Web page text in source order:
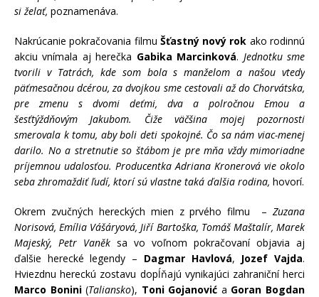
si želať, poznamenáva.
Nakrúcanie pokračovania filmu Šťastný nový rok ako rodinnú
akciu vnímala aj herečka Gabika Marcinková. Jednotku sme
tvorili v Tatrách, kde som bola s manželom a našou vtedy
päťmesačnou dcérou, za dvojkou sme cestovali až do Chorvátska,
pre zmenu s dvomi deťmi, dva a polročnou Emou a
šesťtýždňovým Jakubom. Čiže väčšina mojej pozornosti
smerovala k tomu, aby boli deti spokojné. Čo sa nám viac-menej
darilo. No a stretnutie so štábom je pre mňa vždy mimoriadne
príjemnou udalosťou. Producentka Adriana Kronerová vie okolo
seba zhromaždiť ľudí, ktorí sú vlastne taká ďalšia rodina, hovorí.
Okrem zvučných hereckých mien z prvého filmu – Zuzana
Norisová, Emília Vášáryová, Jiří Bartoška, Tomáš Maštalír, Marek
Majeský, Petr Vaněk sa vo voľnom pokračovaní objavia aj
ďalšie herecké legendy – Dagmar Havlová, Jozef Vajda.
Hviezdnu hereckú zostavu dopĺňajú vynikajúci zahraniční herci
Marco Bonini(Taliansko), Toni Gojanović a Goran Bogdan